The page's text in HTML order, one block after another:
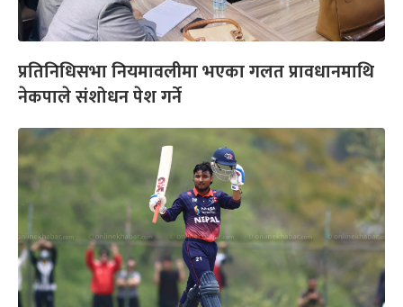
प्रतिनिधिसभा नियमावलीमा भएका गलत प्रावधानमाथि
नेकपाले संशोधन पेश गर्ने